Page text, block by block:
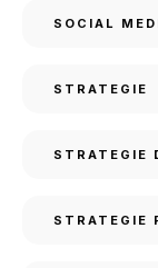
SOCIAL
STRATEGIE
STRATEGIE
STRATEGIE